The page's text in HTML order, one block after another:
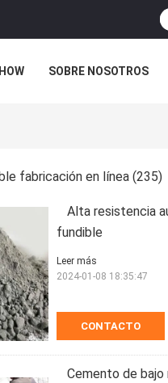
SOBRE NOSOTROS
fabricación en línea (235)
Alta resistencia
fundible
CONTACTO
Leer más
2024-01-08 18:35:47
Cemento de